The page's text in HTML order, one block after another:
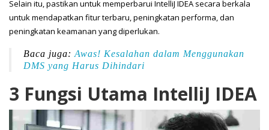
Selain itu, pastikan untuk memperbarui IntelliJ IDEA secara berkala
untuk mendapatkan fitur terbaru, peningkatan performa, dan
peningkatan keamanan yang diperlukan.
Baca juga: Awas! Kesalahan dalam Menggunakan
DMS yang Harus Dihindari
3 Fungsi Utama IntelliJ IDEA